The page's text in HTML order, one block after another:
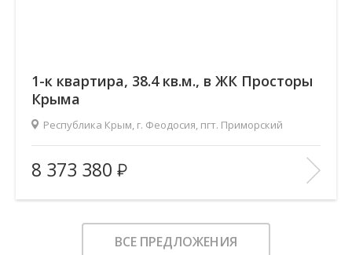
1-к квартира, 38.4 кв.м., в ЖК Просторы
Крыма
Республика Крым, г. Феодосия, пгт. Приморский
Площадь (общ/жил/кух), м2:
38.41/14.76/10.58
Количество комнат:
1
Этаж:
5/9
В ИЗБРАННОЕ
8 373 380
ВСЕ ПРЕДЛОЖЕНИЯ